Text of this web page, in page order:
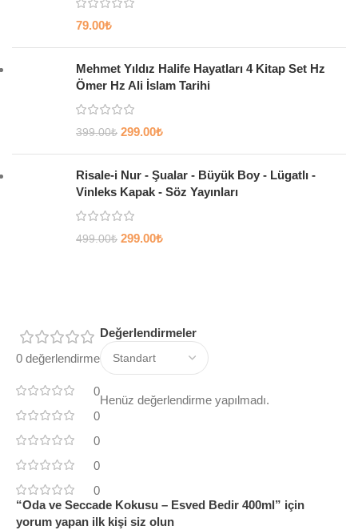
79.00₺
Mehmet Yıldız Halife Hayatları 4 Kitap Set Hz
Ömer Hz Ali İslam Tarihi
399.00₺ 299.00₺
Risale-i Nur - Şualar - Büyük Boy - Lügatlı -
Vinleks Kapak - Söz Yayınları
499.00₺ 299.00₺
0 değerlendirme
0
0
0
0
0
Değerlendirmeler
Henüz değerlendirme yapılmadı.
“Oda ve Seccade Kokusu – Esved Bedir 400ml” için
yorum yapan ilk kişi siz olun